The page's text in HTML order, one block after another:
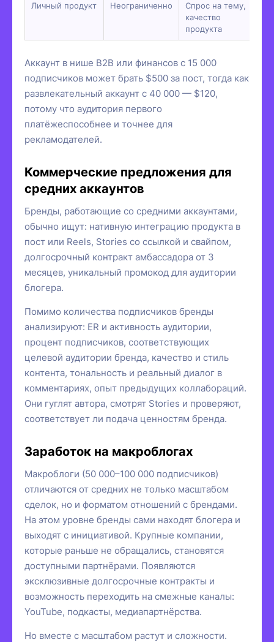
Личный продукт Неограниченно
Спрос на тему,
качество
продукта
Аккаунт в нише B2B или финансов с 15 000
подписчиков может брать $500 за пост, тогда как
развлекательный аккаунт с 40 000 — $120,
потому что аудитория первого
платёжеспособнее и точнее для
рекламодателей.
Коммерческие предложения для
средних аккаунтов
Бренды, работающие со средними аккаунтами,
обычно ищут: нативную интеграцию продукта в
пост или Reels, Stories со ссылкой и свайпом,
долгосрочный контракт амбассадора от 3
месяцев, уникальный промокод для аудитории
блогера.
Помимо количества подписчиков бренды
анализируют: ER и активность аудитории,
процент подписчиков, соответствующих
целевой аудитории бренда, качество и стиль
контента, тональность и реальный диалог в
комментариях, опыт предыдущих коллабораций.
Они гуглят автора, смотрят Stories и проверяют,
соответствует ли подача ценностям бренда.
Заработок на макроблогах
Макроблоги (50 000–100 000 подписчиков)
отличаются от средних не только масштабом
сделок, но и форматом отношений с брендами.
На этом уровне бренды сами находят блогера и
выходят с инициативой. Крупные компании,
которые раньше не обращались, становятся
доступными партнёрами. Появляются
эксклюзивные долгосрочные контракты и
возможность переходить на смежные каналы:
YouTube, подкасты, медиапартнёрства.
Но вместе с масштабом растут и сложности.